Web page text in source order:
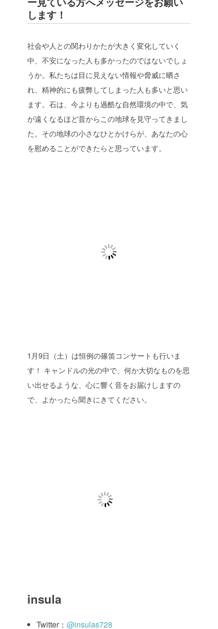
します！
社会や人との関わりかたが大きく変化していく
中、不安になった人も多かったのではないでしょ
うか。私たちは目に見えない情報や脅威に晒さ
れ、精神的にも疲弊してしまった人も多いと思い
ます。石は、今よりも過酷な自然環境の中で、気
が遠くなるほど昔からこの地球を見守ってきまし
た。その地球の小さなひとかけらが、あなたの心
を慰めることができたらと思っています。
1月9日（土）は恒例の篠笛コンサートも行いま
す！ キャンドルの光の中で、何か大切なものを思
い出せるような、心に響く音をお届けしますの
で、よかったら聞きにきてください。
insula
Twitter： @insulas728